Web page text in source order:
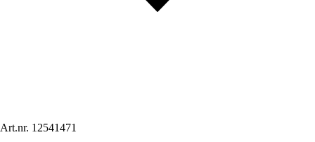
Art.nr. 12541471